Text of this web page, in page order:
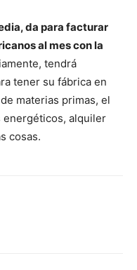
, da para facturar
al mes con la
tendrá
tener su fábrica en
materias primas, el
energéticos, alquiler
cosas.